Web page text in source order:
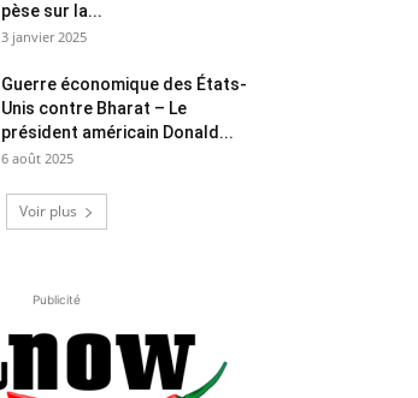
pèse sur la...
3 janvier 2025
Guerre économique des États-
Unis contre Bharat – Le
président américain Donald...
6 août 2025
Voir plus
Publicité